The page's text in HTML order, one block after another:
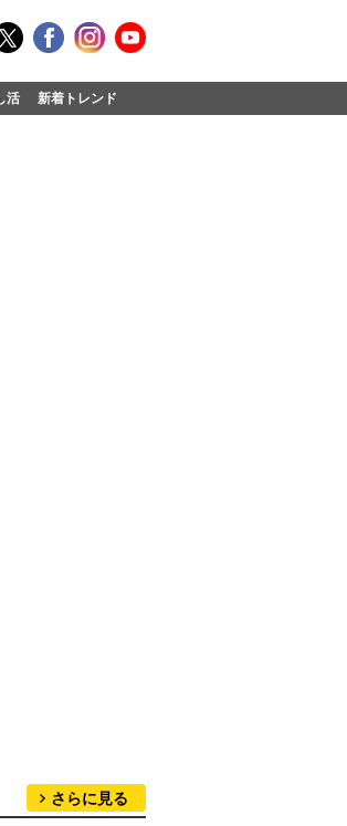
活 新着トレンド
さらに見る